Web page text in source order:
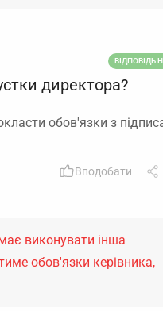
ВІДПОВІДЬ
директора?
обов'язки з
Вподобати
виконувати інша
обов'язки керівника,